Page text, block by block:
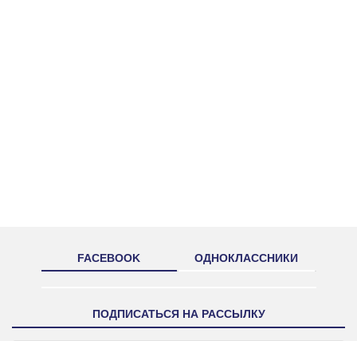
FACEBOOK ОДНОКЛАССНИКИ
ПОДПИСАТЬСЯ НА РАССЫЛКУ